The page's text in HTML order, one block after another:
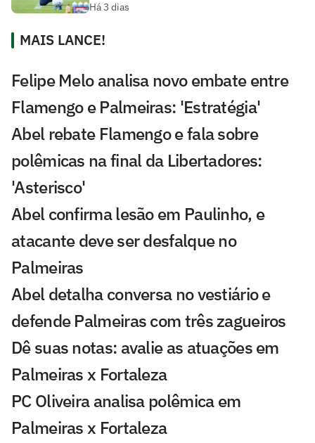
Há 3 dias
MAIS LANCE!
Felipe Melo analisa novo embate entre
Flamengo e Palmeiras: 'Estratégia'
Abel rebate Flamengo e fala sobre
polêmicas na final da Libertadores:
'Asterisco'
Abel confirma lesão em Paulinho, e
atacante deve ser desfalque no
Palmeiras
Abel detalha conversa no vestiário e
defende Palmeiras com três zagueiros
Dê suas notas: avalie as atuações em
Palmeiras x Fortaleza
PC Oliveira analisa polêmica em
Palmeiras x Fortaleza